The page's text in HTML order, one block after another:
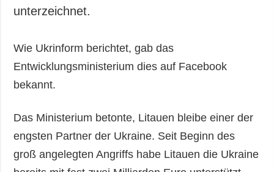
unterzeichnet.
Wie Ukrinform berichtet, gab das
Entwicklungsministerium dies auf Facebook
bekannt.
Das Ministerium betonte, Litauen bleibe einer der
engsten Partner der Ukraine. Seit Beginn des
groß angelegten Angriffs habe Litauen die Ukraine